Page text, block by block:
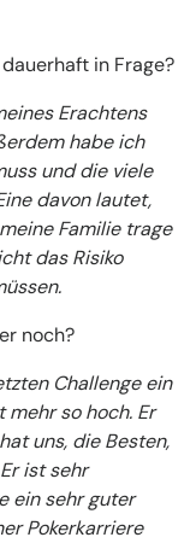
in Frage?
Erachtens
habe ich
und die viele
davon lautet,
Familie trage
das Risiko
noch?
Challenge ein
so hoch. Er
uns, die Besten,
ist sehr
ein sehr guter
Pokerkarriere